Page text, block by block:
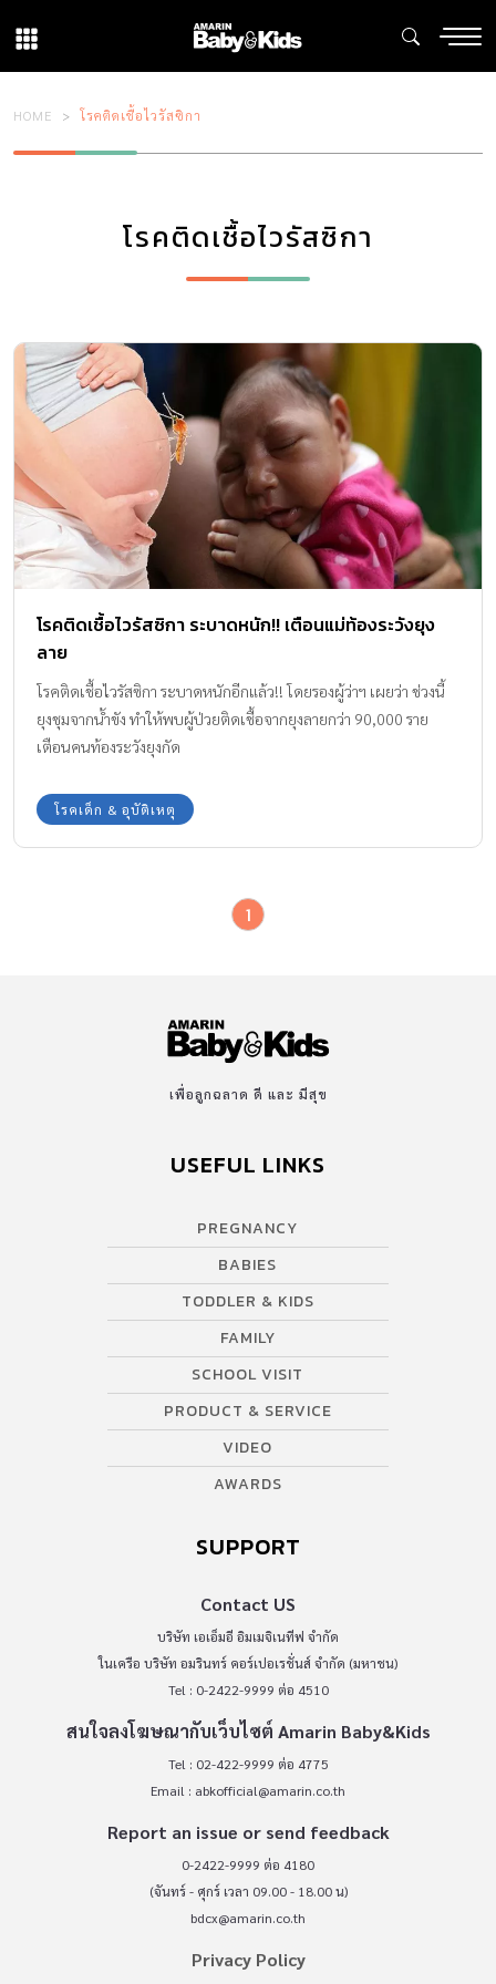
HOME โรคติดเชื้อไวรัสซิกา
โรคติดเชื้อไวรัสซิกา
โรคติดเชื้อไวรัสซิกา ระบาดหนัก!! เตือนแม่ท้องระวังยุง
ลาย
โรคติดเชื้อไวรัสซิกา ระบาดหนักอีกแล้ว!! โดยรองผู้ว่าฯ เผยว่า ช่วงนี้
ยุงชุมจากน้ำขัง ทำให้พบผู้ป่วยติดเชื้อจากยุงลายกว่า 90,000 ราย
เตือนคนท้องระวังยุงกัด
โรคเด็ก & อุบัติเหตุ
1
เพื่อลูกฉลาด ดี และ มีสุข
USEFUL LINKS
PREGNANCY
BABIES
TODDLER & KIDS
FAMILY
SCHOOL VISIT
PRODUCT & SERVICE
VIDEO
AWARDS
SUPPORT
Contact US
บริษัท เอเอ็มอี อิมเมจิเนทีฟ จำกัด
ในเครือ บริษัท อมรินทร์ คอร์เปอเรชั่นส์ จำกัด (มหาชน)
Tel : 0-2422-9999 ต่อ 4510
สนใจลงโฆษณากับเว็บไซต์ Amarin Baby&Kids
Tel : 02-422-9999 ต่อ 4775
Email : abkofficial@amarin.co.th
Report an issue or send feedback
0-2422-9999 ต่อ 4180
(จันทร์ - ศุกร์ เวลา 09.00 - 18.00 น)
bdcx@amarin.co.th
Privacy Policy